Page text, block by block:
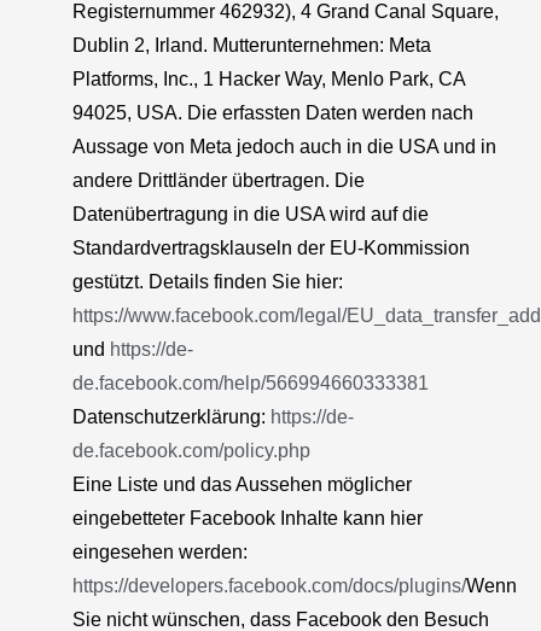
Registernummer 462932), 4 Grand Canal Square,
Dublin 2, Irland. Mutterunternehmen: Meta
Platforms, Inc., 1 Hacker Way, Menlo Park, CA
94025, USA. Die erfassten Daten werden nach
Aussage von Meta jedoch auch in die USA und in
andere Drittländer übertragen. Die
Datenübertragung in die USA wird auf die
Standardvertragsklauseln der EU-Kommission
gestützt. Details finden Sie hier:
https://www.facebook.com/legal/
und https://de-
de.facebook.com/help/566994660333381
Datenschutzerklärung: https://de-
de.facebook.com/policy.php
Eine Liste und das Aussehen möglicher
eingebetteter Facebook Inhalte kann hier
eingesehen werden:
https://developers.facebook.com/docs/plugins/Wenn
Sie nicht wünschen, dass Facebook den Besuch